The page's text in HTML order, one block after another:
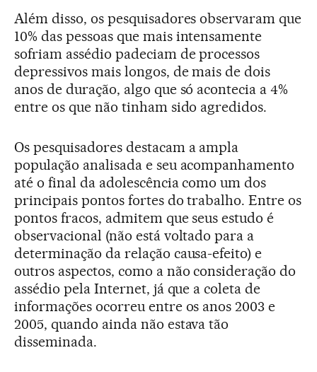
Além disso, os pesquisadores observaram que
10% das pessoas que mais intensamente
sofriam assédio padeciam de processos
depressivos mais longos, de mais de dois
anos de duração, algo que só acontecia a 4%
entre os que não tinham sido agredidos.
Os pesquisadores destacam a ampla
população analisada e seu acompanhamento
até o final da adolescência como um dos
principais pontos fortes do trabalho. Entre os
pontos fracos, admitem que seus estudo é
observacional (não está voltado para a
determinação da relação causa-efeito) e
outros aspectos, como a não consideração do
assédio pela Internet, já que a coleta de
informações ocorreu entre os anos 2003 e
2005, quando ainda não estava tão
disseminada.